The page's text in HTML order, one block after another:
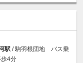
駅 / 駒羽根団地 バス乗
4分